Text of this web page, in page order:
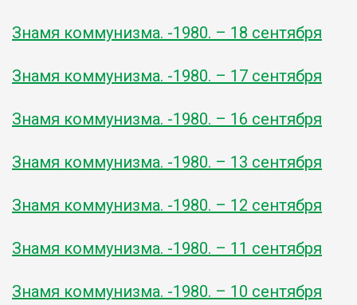
Знамя коммунизма. -1980. – 18 сентября
Знамя коммунизма. -1980. – 17 сентября
Знамя коммунизма. -1980. – 16 сентября
Знамя коммунизма. -1980. – 13 сентября
Знамя коммунизма. -1980. – 12 сентября
Знамя коммунизма. -1980. – 11 сентября
Знамя коммунизма. -1980. – 10 сентября